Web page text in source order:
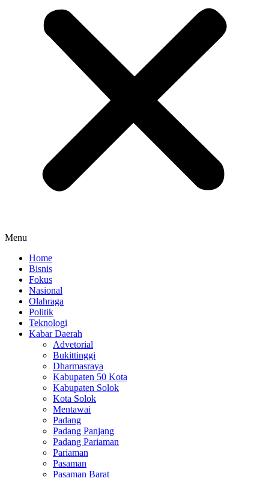
Menu
Home
Bisnis
Fokus
Nasional
Olahraga
Politik
Teknologi
Kabar Daerah
Advetorial
Bukittinggi
Dharmasraya
Kabupaten 50 Kota
Kabupaten Solok
Kota Solok
Mentawai
Padang
Padang Panjang
Padang Pariaman
Pariaman
Pasaman
Pasaman Barat